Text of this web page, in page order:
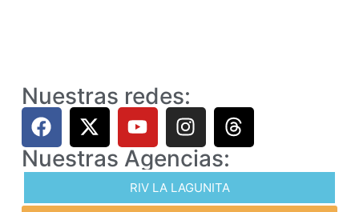
Nuestras redes:
Nuestras Agencias:
RIV LA LAGUNITA